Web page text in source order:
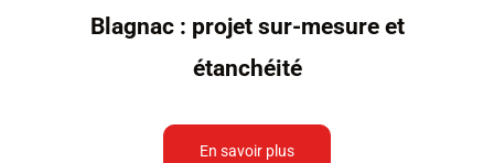
Blagnac : projet sur-mesure et
étanchéité
En savoir plus